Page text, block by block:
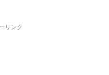
リンク